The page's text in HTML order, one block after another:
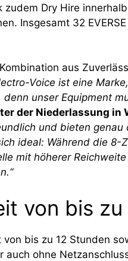
zudem Dry Hire
Insgesamt 32
aus
Voice ist eine
unser Equipment
der Niederlassung in
und bieten
ideal: Während die
mit höherer
von bis zu
bis zu 12 Stunden
auch ohne